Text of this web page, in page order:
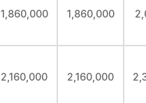
1,860,000 1,860,000
2,160,000 2,160,000